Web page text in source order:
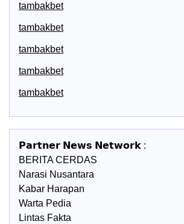
tambakbet
tambakbet
tambakbet
tambakbet
tambakbet
𝗣𝗮𝗿𝘁𝗻𝗲𝗿 𝗡𝗲𝘄𝘀 𝗡𝗲𝘁𝘄𝗼𝗿𝗸 :
BERITA CERDAS
Narasi Nusantara
Kabar Harapan
Warta Pedia
Lintas Fakta